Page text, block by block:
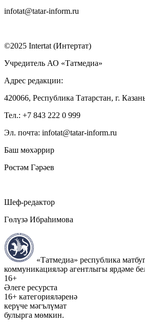
infotat@tatar-inform.ru
©2025 Intertat (Интертат)
Учредитель АО «Татмедиа»
Адрес редакции:
420066, Республика Татарстан, г.
Тел.: +7 843 222 0 999
Эл. почта: infotat@tatar-inform.ru
Баш мөхәррир
Рөстәм Гәрәев
Шеф-редактор
Гөлүзә Ибраһимова
«Татмедиа» республика
коммуникацияләр агентлыгы ярдәме
16+
Әлеге ресурста
16+ категорияләренә
керүче мәгълүмат
булырга мөмкин.